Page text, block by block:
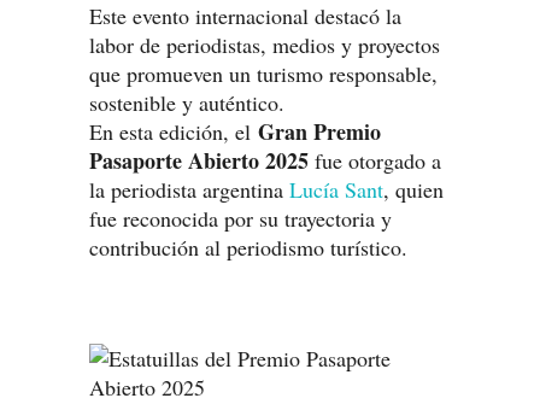
Este evento internacional destacó la
labor de periodistas, medios y proyectos
que promueven un turismo responsable,
sostenible y auténtico.
En esta edición, el Gran Premio
Pasaporte Abierto2025 fue otorgado a
la periodista argentina Lucía Sant, quien
fue reconocida por su trayectoria y
contribución al periodismo turístico.